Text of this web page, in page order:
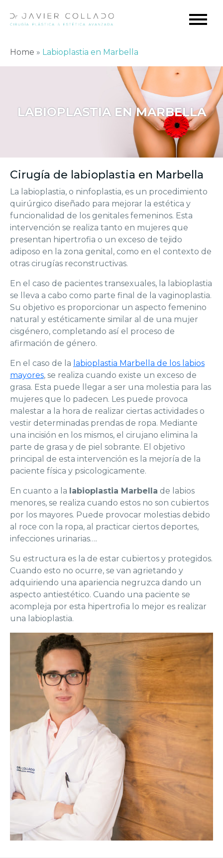
Home » Labioplastia en Marbella
LABIOPLASTIA EN MARBELLA
Cirugía de labioplastia en Marbella
La labioplastia, o ninfoplastia, es un procedimiento
quirúrgico diseñado para mejorar la estética y
funcionalidad de los genitales femeninos. Esta
intervención se realiza tanto en mujeres que
presentan hipertrofia o un exceso de tejido
adiposo en la zona genital, como en el contexto de
otras cirugías reconstructivas.
En el caso de pacientes transexuales, la labioplastia
se lleva a cabo como parte final de la vaginoplastia.
Su objetivo es proporcionar un aspecto femenino
natural y estéticamente similar al de una mujer
cisgénero, completando así el proceso de
afirmación de género.
En el caso de la labioplastia Marbella de los labios
mayores, se realiza cuando existe un exceso de
grasa. Esta puede llegar a ser una molestia para las
mujeres que lo padecen. Les puede provoca
malestar a la hora de realizar ciertas actividades o
vestir determinadas prendas de ropa. Mediante
una incisión en los mismos, el cirujano elimina la
parte de grasa y de piel sobrante. El objetivo
principal de esta intervención es la mejoría de la
paciente física y psicologicamente.
En cuanto a la labioplastia Marbella de labios
menores, se realiza cuando estos no son cubiertos
por los mayores. Puede provocar molestias debido
al roce con la ropa, al practicar ciertos deportes,
infecciones urinarias….
Su estructura es la de estar cubiertos y protegidos.
Cuando esto no ocurre, se van agrietando y
adquiriendo una apariencia negruzca dando un
aspecto antiestético. Cuando una paciente se
acompleja por esta hipertrofia lo mejor es realizar
una labioplastia.